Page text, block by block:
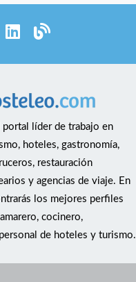
líder de trabajo en
hoteles, gastronomía,
restauración
y agencias de viaje. En
los mejores perfiles
cocinero,
de hoteles y turismo.